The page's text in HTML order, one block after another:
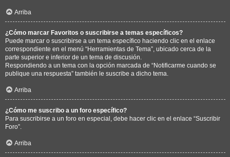
Arriba
¿Cómo marcar Favoritos o suscribirse a temas específicos?
Puede marcar o suscribirse a un tema específico haciendo clic en el enlace
correspondiente en el menú “Herramientas de Tema”, ubicado cerca de la
parte superior e inferior de un tema de discusión.
Respondiendo a un tema con la opción marcada de “Notificarme cuando se
publique una respuesta” también le suscribe a dicho tema.
Arriba
¿Cómo me suscribo a un foro específico?
Para suscribirse a un foro en especial, debe hacer clic en el enlace “Suscribir
Foro”.
Arriba